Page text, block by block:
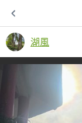
湖風